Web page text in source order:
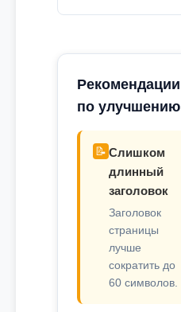
Рекомендации
по улучшению
📝 Слишком
длинный
заголовок
Заголовок
страницы
лучше
сократить до
60 символов.